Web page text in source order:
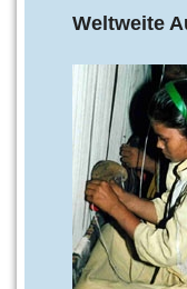
Weltweite